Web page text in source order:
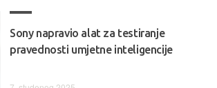
Sony napravio alat za testiranje
pravednosti umjetne inteligencije